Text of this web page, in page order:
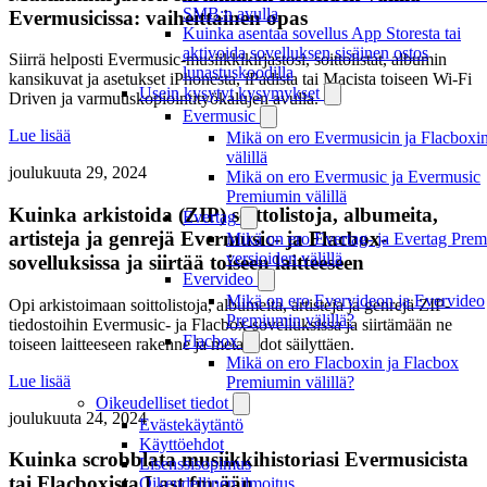
SMB:n avulla
Kuinka asentaa sovellus App Storesta tai
aktivoida sovelluksen sisäinen ostos
lunastuskoodilla
Usein kysytyt kysymykset
Evermusic
Mikä on ero Evermusicin ja
välillä
Mikä on ero Evermusic ja Evermusic
Premiumin välillä
Evertag
Mikä on ero Evertag- ja Evertag
versioiden välillä
Evervideo
Mikä on ero Evervideon ja Evervideo
Premiumin välillä?
Flacbox
Mikä on ero Flacboxin ja Flacbox
Premiumin välillä?
Oikeudelliset tiedot
Evästekäytäntö
Käyttöehdot
Lisenssisopimus
Oikeudellinen ilmoitus
Evermusicissa: vaiheittainen opas
Siirrä helposti Evermusic-musiikkikirjastosi, soittolistat, albumin
kansikuvat ja asetukset iPhonesta, iPadista tai Macista toiseen Wi-Fi
Driven ja varmuuskopiointityökalujen avulla.
Lue lisää
joulukuuta 29, 2024
Kuinka arkistoida (ZIP) soittolistoja, albumeita,
artisteja ja genrejä Evermusic- ja Flacbox-
sovelluksissa ja siirtää toiseen laitteeseen
Opi arkistoimaan soittolistoja, albumeita, artisteja ja genrejä ZIP-
tiedostoihin Evermusic- ja Flacbox-sovelluksissa ja siirtämään ne
toiseen laitteeseen rakenne ja metatiedot säilyttäen.
Lue lisää
joulukuuta 24, 2024
Kuinka scrobblata musiikkihistoriasi Evermusicista